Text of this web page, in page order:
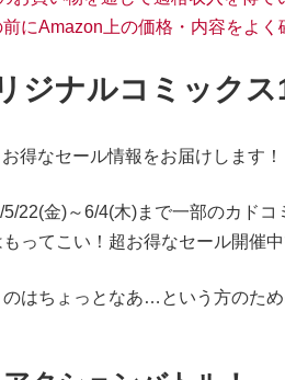
にAmazon上の価格・内容をよく
ジナルコミック
得なセール情報をお届けします！
22(金)～6/4(木)まで一部のカド
ってこい！超お得なセール開催中
はちょっとなあ…という方のため